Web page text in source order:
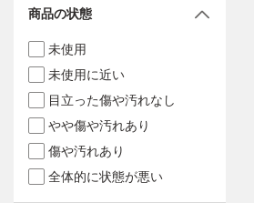
商品の状態
未使用
未使用に近い
目立った傷や汚れなし
やや傷や汚れあり
傷や汚れあり
全体的に状態が悪い